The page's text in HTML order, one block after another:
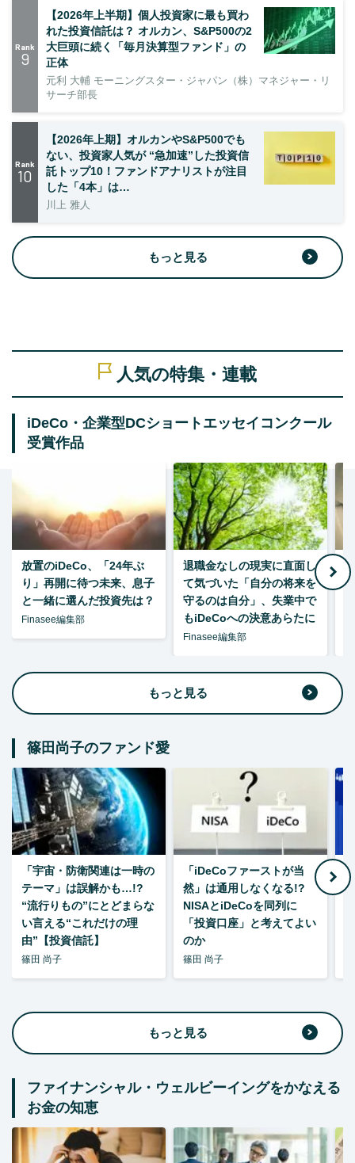
Rank
9
【2026年上半期】個人投資家に最も買わ
れた投資信託は？ オルカン、S&P500の2
大巨頭に続く「毎月決算型ファンド」の
正体
元利 大輔 モーニングスター・ジャパン（株）マネジャー・リ
サーチ部長
Rank
10
【2026年上期】オルカンやS&P500でも
ない、投資家人気が “急加速”した投資信
託トップ10！ファンドアナリストが注目
した「4本」は…
川上 雅人
もっと見る
人気の特集・連載
iDeCo・企業型DCショートエッセイコンクール
受賞作品
放置のiDeCo、「24年ぶ
り」再開に待つ未来、息子
と一緒に選んだ投資先は？
Finasee編集部
退職金なしの現実に直面し
て気づいた「自分の将来を
守るのは自分」、失業中で
もiDeCoへの決意あらたに
Finasee編集部
もっと見る
篠田尚子のファンド愛
「宇宙・防衛関連は一時の
テーマ」は誤解かも…!?
“流行りもの”にとどまらな
い言える“これだけの理
由”【投資信託】
篠田 尚子
「iDeCoファーストが当
然」は通用しなくなる!?
NISAとiDeCoを同列に
「投資口座」と考えてよい
のか
篠田 尚子
もっと見る
ファイナンシャル・ウェルビーイングをかなえる
お金の知恵